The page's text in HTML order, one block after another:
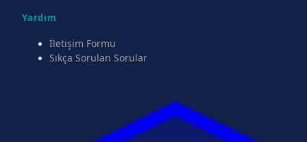
Yardım
İletişim Formu
Sıkça Sorulan Sorular